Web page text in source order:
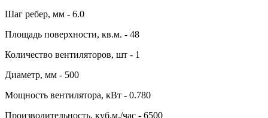
Шаг ребер, мм - 6.0
Площадь поверхности, кв.м. - 48
Количество вентиляторов, шт - 1
Диаметр, мм - 500
Мощность вентилятора, кВт - 0.780
Производительность, куб.м./час - 6500